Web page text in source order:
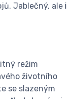
Jablečný, ale i
režim
životního
se slazeným